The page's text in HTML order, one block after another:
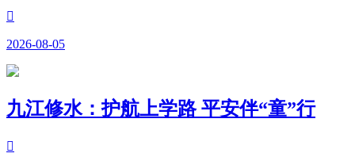

2026-08-05
九江修水：护航上学路 平安伴“童”行
